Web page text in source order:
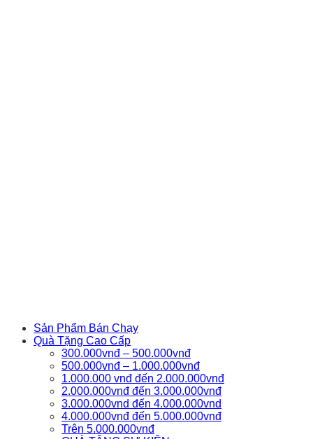
Sản Phẩm Bán Chạy
Quà Tặng Cao Cấp
300.000vnđ – 500.000vnđ
500.000vnđ – 1.000.000vnđ
1.000.000 vnđ đến 2.000.000vnđ
2.000.000vnđ đến 3.000.000vnđ
3.000.000vnd đến 4.000.000vnd
4.000.000vnđ đến 5.000.000vnđ
Trên 5.000.000vnđ